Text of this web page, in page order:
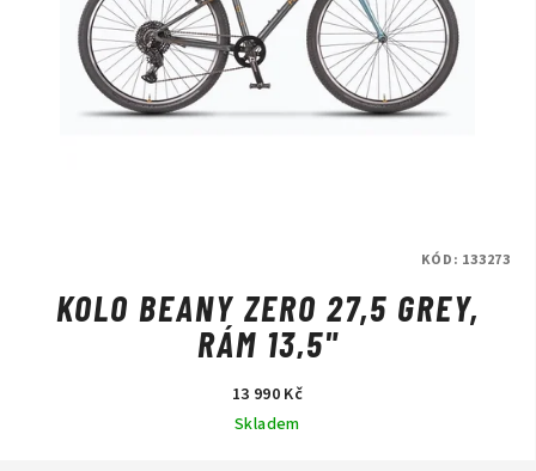
KOLO BEANY ZERO 27,5 GREY,
RÁM 13,5"
13 990 Kč
Skladem
KÓD: 133273